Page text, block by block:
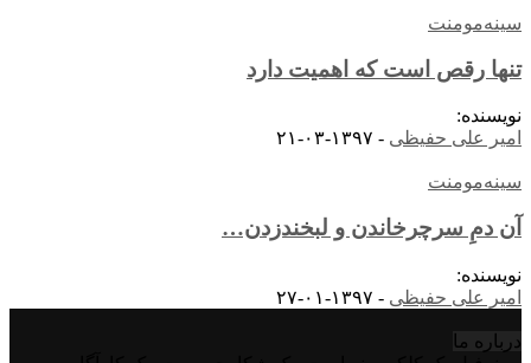
سینه‌مومنت
تنها رقص است که اهمیت دارد
نویسنده:
امیر علی حفیظی - ۱۳۹۷-۰۳-۲۱
سینه‌مومنت
آن دمِ سرچرخاندن و لبخندزدن…
نویسنده:
امیر علی حفیظی - ۱۳۹۷-۰۱-۲۷
درباره‌ ما